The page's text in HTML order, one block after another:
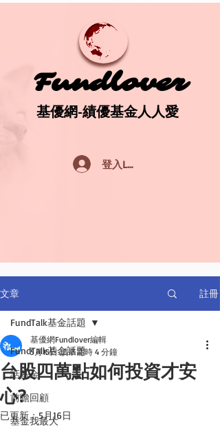
Fundlover
Fundlover
基優網-績優基金人人愛
基優網-績優基金人人愛
登入Log In
文章 註冊
FundTalk基金話題
話基金
前瞻回顧
基金我最大
FundTalk基金話題
台股四萬點如何投資才安
心?
基優網Fundlover編輯
5月15日 讀畢需時 4 分鐘
已更新：5月16日